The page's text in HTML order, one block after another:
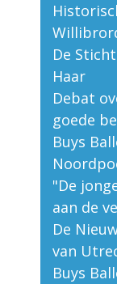
De
Haar
Debat
goede
Buys
"De
aan de
De
van
Buys